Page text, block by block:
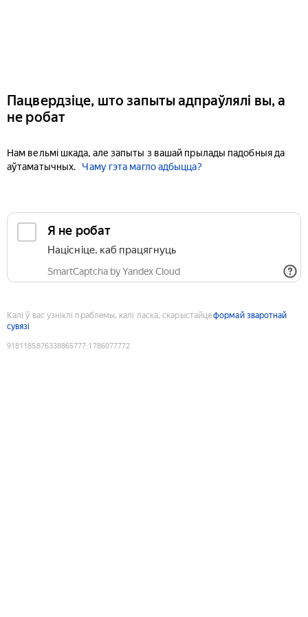
Пацвердзіце, што запыты адпраўлялі вы, а
не робат
Нам вельмі шкада, але запыты з вашай прылады падобныя да
аўтаматычных.
Чаму гэта магло адбыцца?
Я не робат
Націсніце, каб працягнуць
SmartCaptcha by Yandex Cloud
Калі ў вас узніклі праблемы, калі ласка, скарыстайцеформай зваротнай
сувязі
9181185876338865777:1786077772